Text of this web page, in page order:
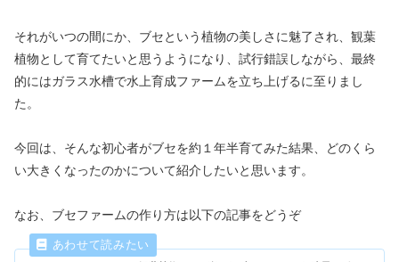
それがいつの間にか、ブセという植物の美しさに魅了され、観葉
植物として育てたいと思うようになり、試行錯誤しながら、最終
的にはガラス水槽で水上育成ファームを立ち上げるに至りまし
た。
今回は、そんな初心者がブセを約１年半育てみた結果、どのくら
い大きくなったのかについて紹介したいと思います。
なお、ブセファームの作り方は以下の記事をどうぞ